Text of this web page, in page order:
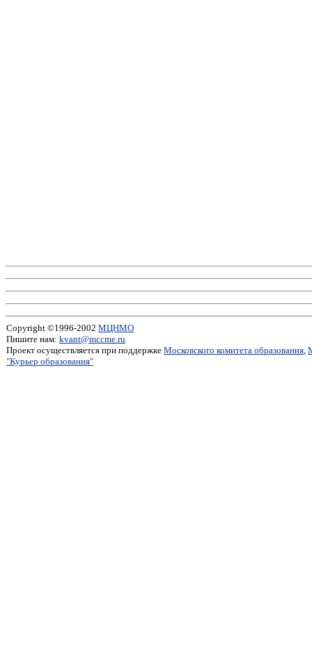
Copyright ©1996-2002 МЦНМО
Пишите нам: kvant@mccme.ru
Проект осуществляется при поддержке Московского комитета образования,
"Курьер образования"